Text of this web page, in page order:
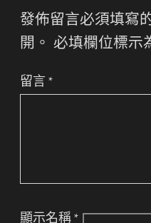
發佈留言必須填寫
開。 必填欄位標示
留言 *
顯示名稱 *